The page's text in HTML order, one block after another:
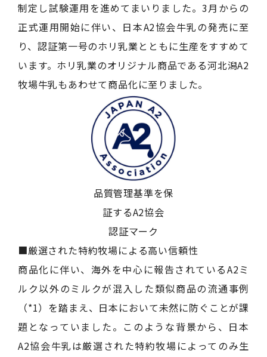
制定し試験運用を進めてまいりました。3月からの
正式運用開始に伴い、日本A2協会牛乳の発売に至
り、認証第一号のホリ乳業とともに生産をすすめて
います。ホリ乳業のオリジナル商品である河北潟A2
牧場牛乳もあわせて商品化に至りました。
品質管理基準を保
証するA2協会
認証マーク
■厳選された特約牧場による高い信頼性
商品化に伴い、海外を中心に報告されているA2ミ
ルク以外のミルクが混入した類似商品の流通事例
（*1）を踏まえ、日本において未然に防ぐことが課
題となっていました。このような背景から、日本
A2協会牛乳は厳選された特約牧場によってのみ生